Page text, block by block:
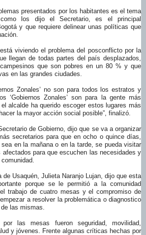
presentados por los habitantes es el tema
los dijo el Secretario, es el principal
y que requiere delinear unas políticas que
viviendo el problema del posconflicto por la
llegan de todas partes del país desplazados,
que son pobres en un 80 % y que
en las grandes ciudades.
Zonales’ no son para todos los estratos y
‘Gobiernos Zonales’ son para la gente más
alcalde ha querido escoger estos lugares más
la mayor acción social posible”, finalizó.
de Gobierno, dijo que se va a organizar
secretarios para que en ocho o quince días,
en la mañana o en la tarde, se pueda visitar
afectados para que escuchen las necesidades y
de Usaquén, Julieta Naranjo Lujan, dijo que esta
porque se le permitió a la comunidad
trabajo de cuatro mesas y el compromiso de
a resolver la problemática o diagnostico
las mismas.
las mesas fueron seguridad, movilidad,
y jóvenes. Frente algunas críticas hechas por